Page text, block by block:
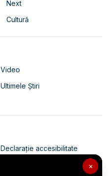
×
Next
Cultură
Video
Ultimele Știri
Declarație accesibilitate
Politica de confidențialitate